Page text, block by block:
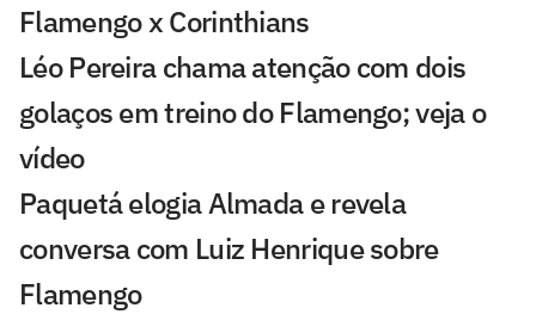
Flamengo x Corinthians
Léo Pereira chama atenção com dois
golaços em treino do Flamengo; veja o
vídeo
Paquetá elogia Almada e revela
conversa com Luiz Henrique sobre
Flamengo